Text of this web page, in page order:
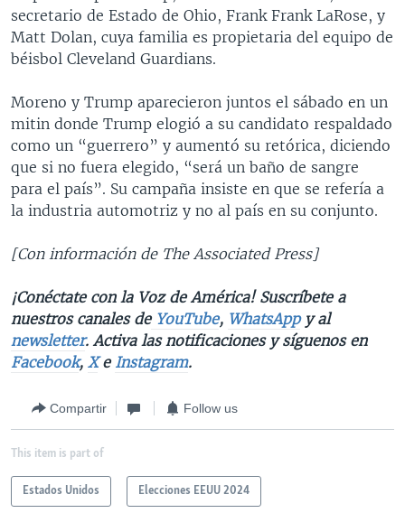
secretario de Estado de Ohio, Frank Frank LaRose, y
Matt Dolan, cuya familia es propietaria del equipo de
béisbol Cleveland Guardians.
Moreno y Trump aparecieron juntos el sábado en un
mitin donde Trump elogió a su candidato respaldado
como un “guerrero” y aumentó su retórica, diciendo
que si no fuera elegido, “será un baño de sangre
para el país”. Su campaña insiste en que se refería a
la industria automotriz y no al país en su conjunto.
[Con información de The Associated Press]
¡Conéctate con la Voz de América! Suscríbete a
nuestros canales deYouTube, WhatsAppy al
newsletter. Activa las notificaciones y síguenos en
Facebook, Xe Instagram.
Compartir Follow us
This item is part of
Estados Unidos Elecciones EEUU 2024